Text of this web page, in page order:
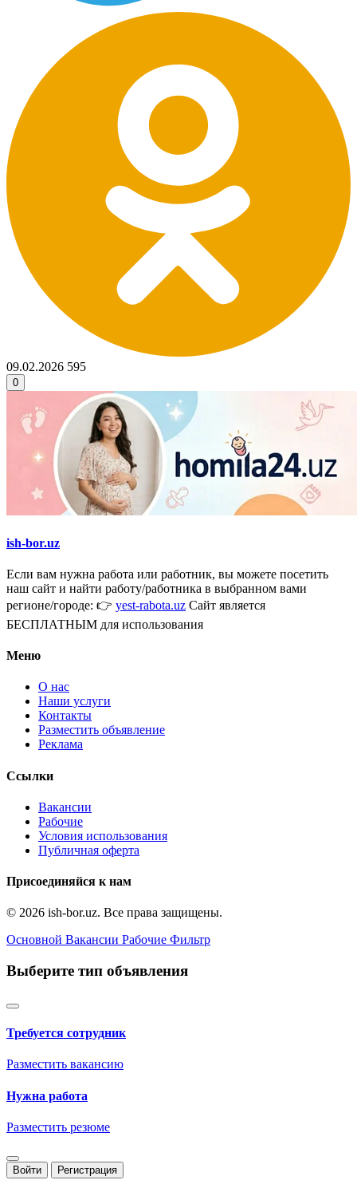
09.02.2026 595
0
ish-bor.uz
Если вам нужна работа или работник, вы можете посетить
наш сайт и найти работу/работника в выбранном вами
регионе/городе: 👉 yest-rabota.uz Сайт является
БЕСПЛАТНЫМ для использования
Меню
О нас
Наши услуги
Контакты
Разместить объявление
Реклама
Ссылки
Вакансии
Рабочие
Условия использования
Публичная оферта
Присоединяйся к нам
© 2026 ish-bor.uz. Все права защищены.
Основной Вакансии Рабочие Фильтр
Выберите тип объявления
Требуется сотрудник
Разместить вакансию
Нужна работа
Разместить резюме
Войти Регистрация